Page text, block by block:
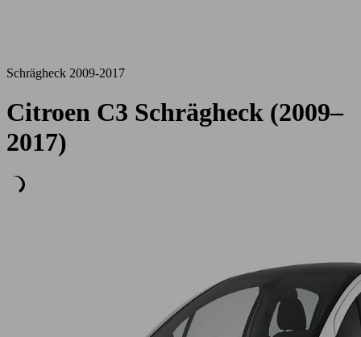
Schrägheck 2009-2017
Citroen C3 Schrägheck (2009–
2017)